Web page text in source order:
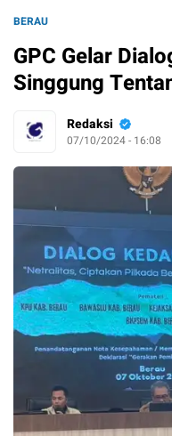
BERAU
GPC Gelar
Singgung
Redaksi
07/10/2024 - 16:08